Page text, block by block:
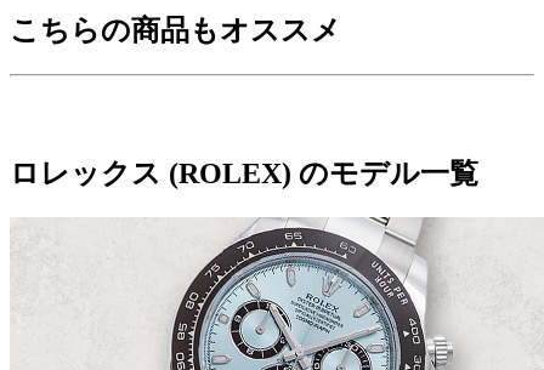
こちらの商品もオススメ
ロレックス (ROLEX) のモデル一覧